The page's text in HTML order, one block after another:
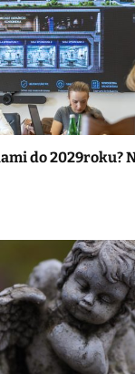
do 2029roku?